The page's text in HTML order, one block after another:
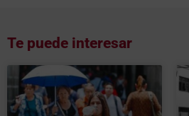
Te puede interesar